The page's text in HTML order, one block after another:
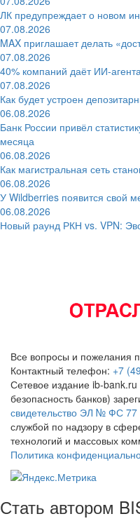
ЛК предупреждает о новом
07.08.2026
MAX приглашает делать
07.08.2026
40% компаний даёт
07.08.2026
Как будет устроен
06.08.2026
Банк России привёл
месяца
06.08.2026
Как магистральная сеть
06.08.2026
У Wildberries появится свой
06.08.2026
Новый раунд РКН vs. VPN:
Все вопросы и пожелания
Контактный телефон: +7
Сетевое издание ib-
безопасность банков)
свидетельство ЭЛ № ФС 77
службой по надзору в
технологий и массовых
Политика
Стать автором